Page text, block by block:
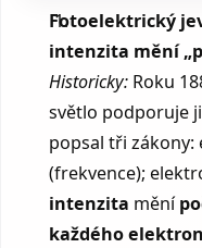
Fotoelektrický
intenzita mění
Historicky: Roku
světlo podporuje
popsal tři zákony:
(frekvence);
intenzita mění
každého